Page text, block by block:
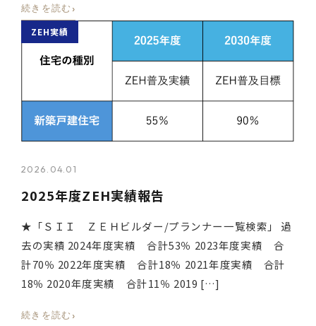
続きを読む ›
ZEH実績
2026.04.01
2025年度ZEH実績報告
★「ＳＩＩ ＺＥＨビルダー/プランナー一覧検索」 過
去の実績 2024年度実績 合計53％ 2023年度実績 合
計70％ 2022年度実績 合計18％ 2021年度実績 合計
18％ 2020年度実績 合計11％ 2019 […]
続きを読む ›